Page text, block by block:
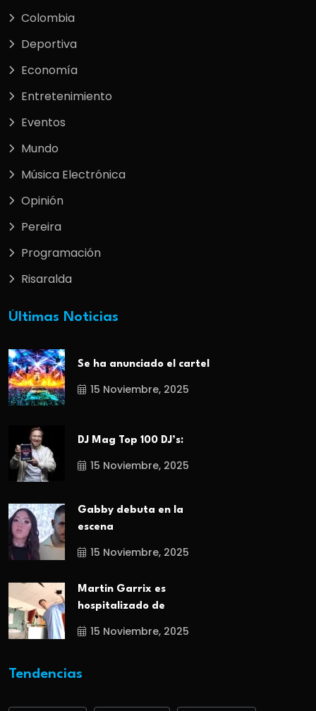
Colombia
Deportiva
Economía
Entretenimiento
Eventos
Mundo
Música Electrónica
Opinión
Pereira
Programación
Risaralda
Últimas Noticias
Se ha anunciado el cartel
15 Noviembre, 2025
DJ Mag Top 100 DJ’s:
15 Noviembre, 2025
Gabby debuta en la
escena
15 Noviembre, 2025
Martin Garrix es
hospitalizado de
15 Noviembre, 2025
Tendencias